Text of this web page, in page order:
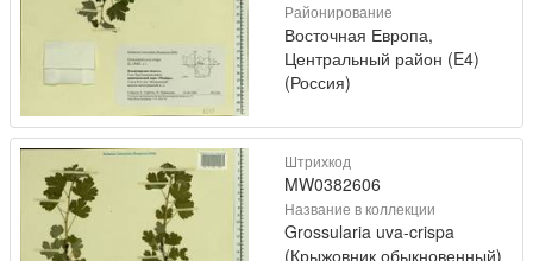
Районирование
Восточная Европа,
Центральный район (E4)
(Россия)
Штрихкод
MW0382606
Название в коллекции
Grossularia uva-crispa
(Крыжовник обыкновенный)